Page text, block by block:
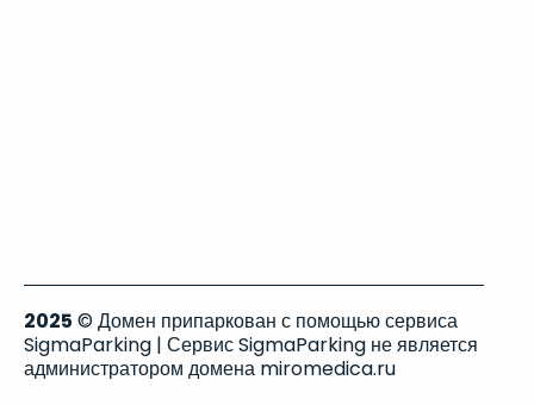
2025 © Домен припаркован с помощью сервиса
SigmaParking | Сервис SigmaParking не является
администратором домена miromedica.ru